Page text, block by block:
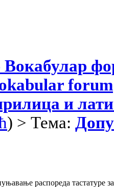
Вокабулар
forum
и
) > Тема:
распореда тастатуре